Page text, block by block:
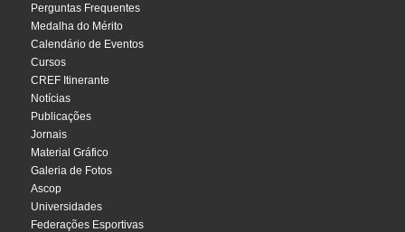
Perguntas Frequentes
Medalha do Mérito
Calendário de Eventos
Cursos
CREF Itinerante
Notícias
Publicações
Jornais
Material Gráfico
Galeria de Fotos
Ascop
Universidades
Federações Esportivas